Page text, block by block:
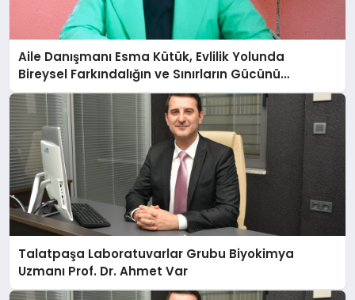
Aile Danışmanı Esma Kütük, Evlilik Yolunda
Bireysel Farkındalığın ve Sınırların Gücünü
Anlatıyor
Talatpaşa Laboratuvarlar Grubu Biyokimya
Uzmanı Prof. Dr. Ahmet Var